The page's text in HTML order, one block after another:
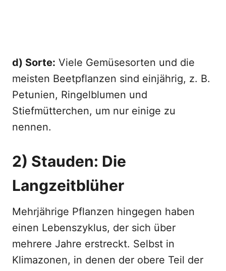
d) Sorte: Viele Gemüsesorten und die
meisten Beetpflanzen sind einjährig, z. B.
Petunien, Ringelblumen und
Stiefmütterchen, um nur einige zu
nennen.
2) Stauden: Die
Langzeitblüher
Mehrjährige Pflanzen hingegen haben
einen Lebenszyklus, der sich über
mehrere Jahre erstreckt. Selbst in
Klimazonen, in denen der obere Teil der